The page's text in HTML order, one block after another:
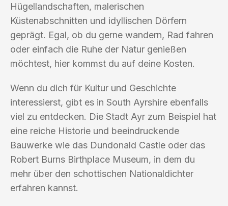
Hügellandschaften, malerischen
Küstenabschnitten und idyllischen Dörfern
geprägt. Egal, ob du gerne wandern, Rad fahren
oder einfach die Ruhe der Natur genießen
möchtest, hier kommst du auf deine Kosten.
Wenn du dich für Kultur und Geschichte
interessierst, gibt es in South Ayrshire ebenfalls
viel zu entdecken. Die Stadt Ayr zum Beispiel hat
eine reiche Historie und beeindruckende
Bauwerke wie das Dundonald Castle oder das
Robert Burns Birthplace Museum, in dem du
mehr über den schottischen Nationaldichter
erfahren kannst.